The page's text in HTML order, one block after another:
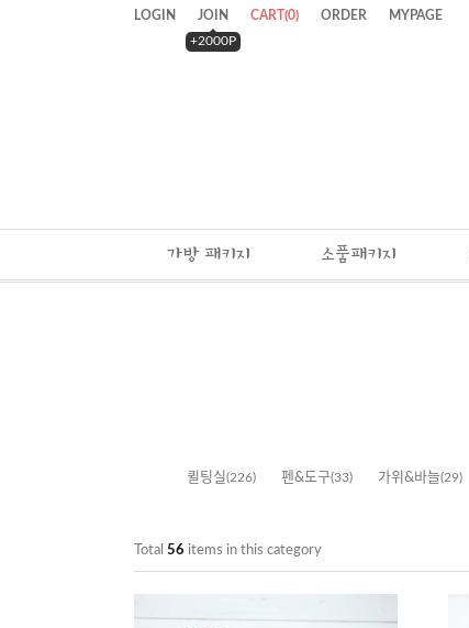
LOGIN
JOIN
+2000P
CART(0) ORDER MYPAGE
가방 패키지 소품패키지
퀼팅실(226) 펜&도구(33) 가위&바늘(29)
Total 56 items in this category